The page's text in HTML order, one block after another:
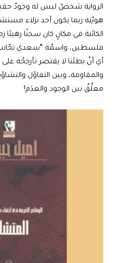
الرواية شخصٌ ليس له وجودٌ
هويّته ربما يكون أحد نزلاء
الكائنة في مكانٍ كان سجنًا رهيبًا
فلسطين، واسمُه “سعدي نحّاس
أي أنّ بطلَنا لا يقتصر تأرجحُه
والمقاومة، وبين التفاؤل
معلَّقٌ بين الوجود والعدَم!